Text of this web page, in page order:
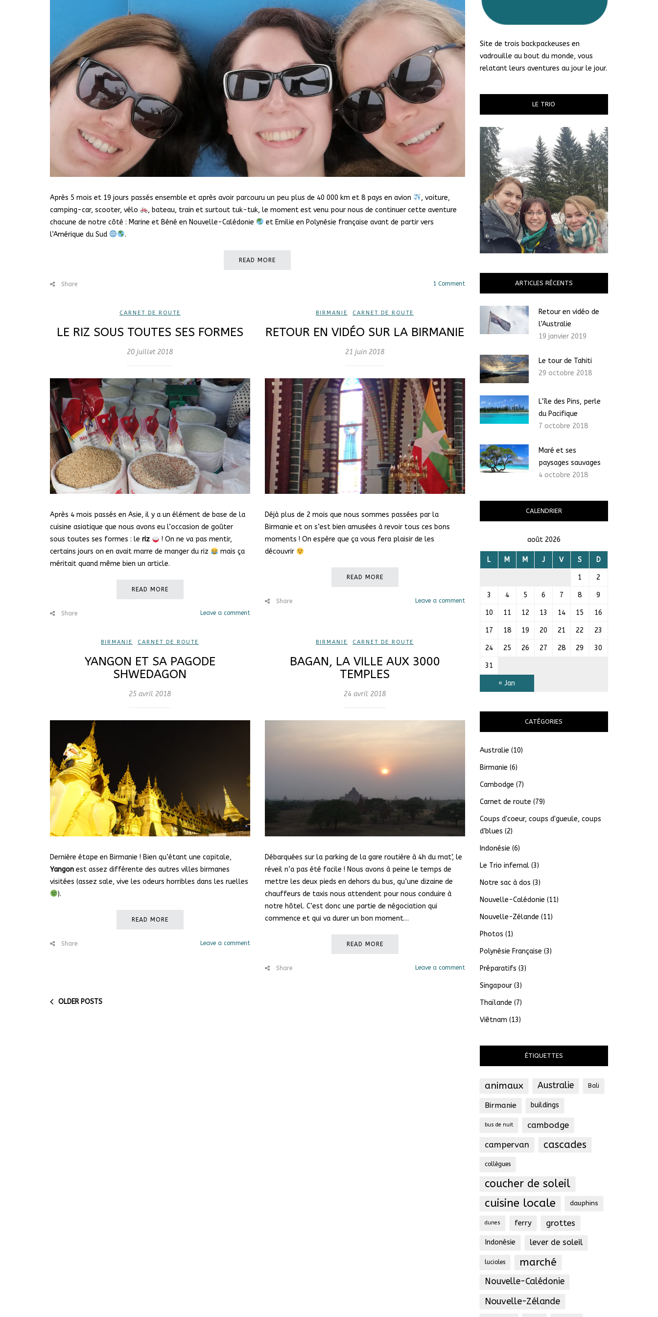
Après 5 mois et 19 jours passés ensemble et après avoir parcouru un peu plus de 40 000 km et 8 pays en avion
, voiture,
camping-car, scooter, vélo
, bateau, train et surtout tuk-tuk, le moment est venu pour nous de continuer cette aventure
chacune de notre côté : Marine et Béné en Nouvelle-Calédonie
et Emilie en Polynésie française avant de partir vers
l’Amérique du Sud
.
READ MORE
1 Comment
Share
CARNET DE ROUTE
LE RIZ SOUS TOUTES SES FORMES
20 juillet 2018
Après 4 mois passés en Asie, il y a un élément de base de la
cuisine asiatique que nous avons eu l’occasion de goûter
sous toutes ses formes : le riz
! On ne va pas mentir,
certains jours on en avait marre de manger du riz
mais ça
méritait quand même bien un article.
READ MORE
Leave a comment
Share
BIRMANIE CARNET DE ROUTE
RETOUR EN VIDÉO SUR LA BIRMANIE
21 juin 2018
Déjà plus de 2 mois que nous sommes passées par la
Birmanie et on s’est bien amusées à revoir tous ces bons
moments ! On espère que ça vous fera plaisir de les
découvrir
READ MORE
Leave a comment
Share
BIRMANIE CARNET DE ROUTE
YANGON ET SA PAGODE
SHWEDAGON
25 avril 2018
Dernière étape en Birmanie ! Bien qu’étant une capitale,
Yangon est assez différente des autres villes birmanes
visitées (assez sale, vive les odeurs horribles dans les ruelles
).
READ MORE
Leave a comment
Share
BIRMANIE CARNET DE ROUTE
BAGAN, LA VILLE AUX 3000
TEMPLES
24 avril 2018
Débarquées sur la parking de la gare routière à 4h du mat’, le
réveil n’a pas été facile ! Nous avons à peine le temps de
mettre les deux pieds en dehors du bus, qu’une dizaine de
chauffeurs de taxis nous attendent pour nous conduire à
notre hôtel. C’est donc une partie de négociation qui
commence et qui va durer un bon moment…
READ MORE
Leave a comment
Share
OLDER POSTS
Site de trois backpackeuses en
vadrouille au bout du monde, vous
relatant leurs aventures au jour le jour.
LE TRIO
ARTICLES RÉCENTS
Retour en vidéo de
l’Australie
19 janvier 2019
Le tour de Tahiti
29 octobre 2018
L’île des Pins, perle
du Pacifique
7 octobre 2018
Maré et ses
paysages sauvages
4 octobre 2018
CALENDRIER
août 2026
L M M J V S D
« Jan
1 2
3 4 5 6 7 8 9
10 11 12 13 14 15 16
17 18 19 20 21 22 23
24 25 26 27 28 29 30
31
CATÉGORIES
Australie (10)
Birmanie (6)
Cambodge (7)
Carnet de route (79)
Coups d'coeur, coups d'gueule, coups
d'blues (2)
Indonésie (6)
Le Trio infernal(3)
Notre sac à dos (3)
Nouvelle-Calédonie (11)
Nouvelle-Zélande (11)
Photos (1)
Polynésie Française (3)
Préparatifs (3)
Singapour(3)
Thaïlande (7)
Viêtnam (13)
ÉTIQUETTES
animaux Australie Bali
Birmanie buildings
bus de nuit
cambodge
campervan
cascades
collègues
coucher de soleil
cuisine locale dauphins
dunes ferry grottes
Indonésie lever de soleil
lucioles marché
Nouvelle-Calédonie
Nouvelle-Zélande